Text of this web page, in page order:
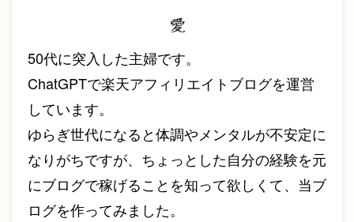
愛
50代に突入した主婦です。
ChatGPTで楽天アフィリエイトブログを運営
しています。
ゆらぎ世代になると体調やメンタルが不安定に
なりがちですが、ちょっとした自分の経験を元
にブログで稼げることを知って欲しくて、当ブ
ログを作ってみました。